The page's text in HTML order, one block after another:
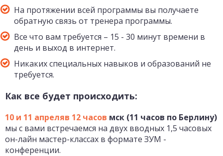
На протяжении всей программы вы получаете
обратную связь от тренера программы.
Все что вам требуется – 15 - 30 минут времени в
день и выход в интернет.
Никаких специальных навыков и образований не
требуется.
Как все будет происходить:
10 и 11 апреляв 12 часов мск (11 часов по Берлину)
мы с вами встречаемся на двух вводных 1,5 часовых
он-лайн мастер-классах в формате ЗУМ -
конференции.